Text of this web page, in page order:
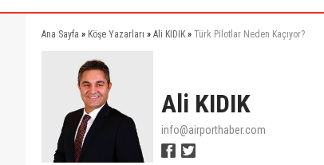
Ana Sayfa » Köşe Yazarları » Ali KIDIK » Türk Pilotlar Neden Kaçıyor?
Ali KIDIK
info@airporthaber.com